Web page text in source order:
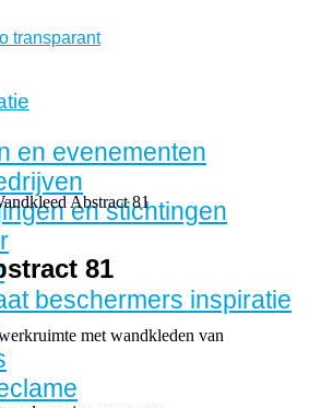
en evenementen
en stichtingen
beschermers inspiratie
Abstract 81
81
met wandkleden van